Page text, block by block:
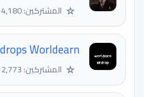
☆ المشتركين: 4,180
Worldearn
☆ المشتركين: 2,773